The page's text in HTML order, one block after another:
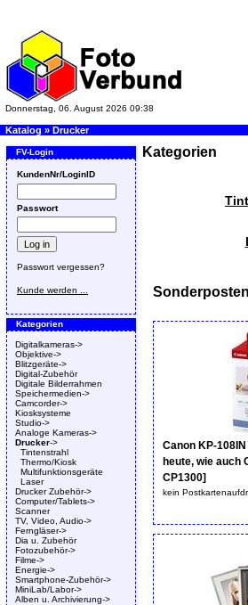
Donnerstag, 06. August 2026 09:38
Katalog » Drucker
FV-Login
KundenNr/LoginID
Passwort
Passwort vergessen?
Kunde werden ...
Kategorien
Digitalkameras->
Objektive->
Blitzgeräte->
Digital-Zubehör
Digitale Bilderrahmen
Speichermedien->
Camcorder->
Kiosksysteme
Studio->
Analoge Kameras->
Drucker->
Tintenstrahl
Thermo/Kiosk
Multifunktionsgeräte
Laser
Drucker Zubehör->
Computer/Tablets->
Scanner
TV, Video, Audio->
Ferngläser->
Dia u. Zubehör
Fotozubehör->
Filme->
Energie->
Smartphone-Zubehör->
MiniLab/Labor->
Alben u. Archivierung->
Kategorien
Canon KP-
heute, wie auch
CP1300]
kein